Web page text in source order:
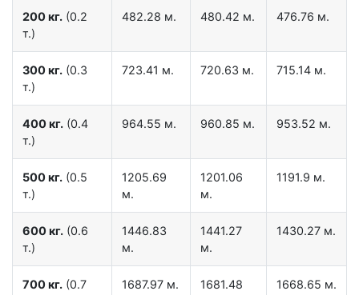
200 кг. (0.2
т.)
482.28 м. 480.42 м. 476.76 м.
300 кг. (0.3
т.)
723.41 м. 720.63 м. 715.14 м.
400 кг. (0.4
т.)
964.55 м. 960.85 м. 953.52 м.
500 кг. (0.5
т.)
1205.69
м.
1201.06
м.
1191.9 м.
600 кг. (0.6
т.)
1446.83
м.
1441.27
м.
1430.27 м.
700 кг. (0.7
1687.97 м.
1681.48
1668.65 м.